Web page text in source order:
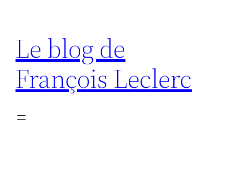
contenu
Le blog de
François Leclerc